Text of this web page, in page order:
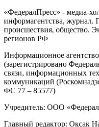
«ФедералПресс» - медиа-
информагентства, журнал.
происшествия, общество.
регионов РФ
Информационное
(зарегистрировано
связи, информационных
коммуникаций
ФС 77 – 85577)
Учредитель: ООО
Главный редактор: Оксак